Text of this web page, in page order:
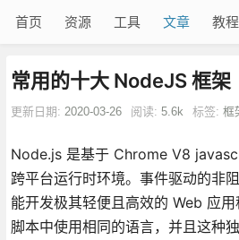
首页 资源 工具 文章 教程
常用的十大 NodeJS 框架
更新日期: 2020-03-26 阅读: 5.6k 标签: 框
Node.js 是基于 Chrome V8
跨平台运行时环境。事件驱动的非
能开发极其轻便且高效的 Web 应
脚本中使用相同的语言，并且这种